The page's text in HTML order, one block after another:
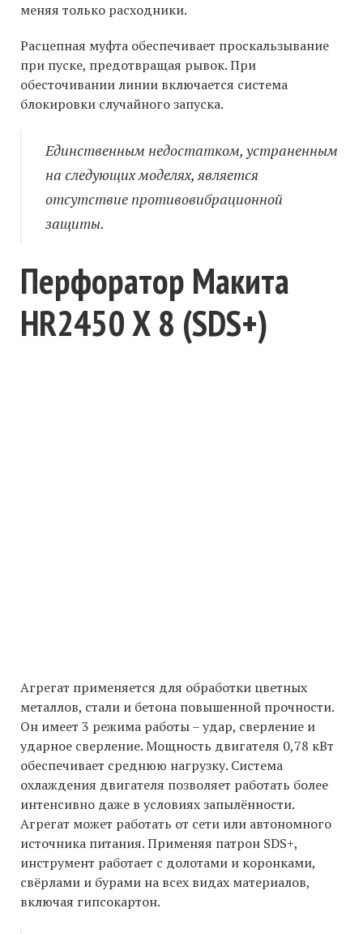
меняя только расходники.
Расцепная муфта обеспечивает проскальзывание
при пуске, предотвращая рывок. При
обесточивании линии включается система
блокировки случайного запуска.
Единственным недостатком, устраненным
на следующих моделях, является
отсутствие противовибрационной
защиты.
Перфоратор Макита
HR2450 Х 8 (SDS+)
Агрегат применяется для обработки цветных
металлов, стали и бетона повышенной прочности.
Он имеет 3 режима работы – удар, сверление и
ударное сверление. Мощность двигателя 0,78 кВт
обеспечивает среднюю нагрузку. Система
охлаждения двигателя позволяет работать более
интенсивно даже в условиях запылённости.
Агрегат может работать от сети или автономного
источника питания. Применяя патрон SDS+,
инструмент работает с долотами и коронками,
свёрлами и бурами на всех видах материалов,
включая гипсокартон.